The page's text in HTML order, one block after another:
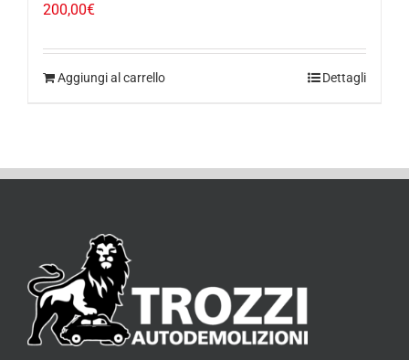
200,00€
Aggiungi al carrello Dettagli